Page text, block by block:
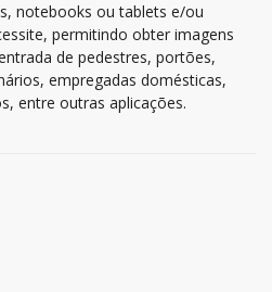
notebooks ou tablets e/ou
permitindo obter imagens
de pedestres, portões,
empregadas domésticas,
entre outras aplicações.